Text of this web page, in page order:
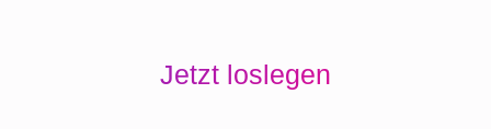
Jetzt loslegen